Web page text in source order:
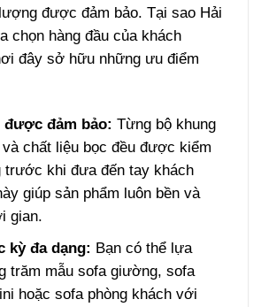
được đảm bảo. Tại sao Hải
chọn hàng đầu của khách
đây sở hữu những ưu điểm
đảm bảo: Từng bộ khung
chất liệu bọc đều được kiểm
khi đưa đến tay khách
giúp sản phẩm luôn bền và
gian.
kỳ đa dạng: Bạn có thể lựa
trăm mẫu sofa giường, sofa
hoặc sofa phòng khách với